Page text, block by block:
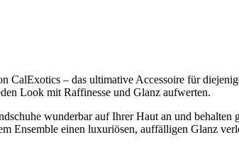
CalExotics – das ultimative Accessoire für
Look mit Raffinesse und Glanz aufwerten.
wunderbar auf Ihrer Haut an und
Ensemble einen luxuriösen, auffälligen Glanz